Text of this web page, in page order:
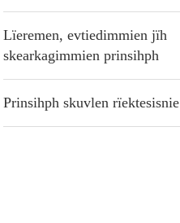
Lïeremen, evtiedimmien jïh
skearkagimmien prinsihph
Prinsihph skuvlen rïektesisnie